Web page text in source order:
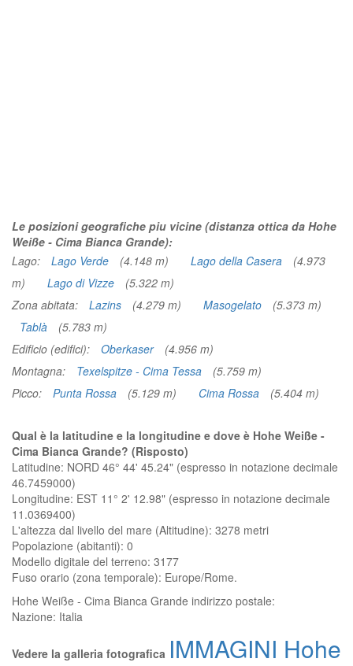
Le posizioni geografiche piu vicine (distanza ottica da Hohe
Weiße - Cima Bianca Grande):
Lago:
Lago Verde (4.148 m) Lago della Casera
(4.973
m)
Lago di Vizze
(5.322 m)
Zona abitata:
Lazins (4.279 m) Masogelato
(5.373 m)
Tablà
(5.783 m)
Edificio (edifici):
Oberkaser
(4.956 m)
Montagna:
Texelspitze - Cima Tessa
(5.759 m)
Picco:
Punta Rossa (5.129 m) Cima Rossa (5.404 m)
Qual è la latitudine e la longitudine e dove è Hohe Weiße -
Cima Bianca Grande? (Risposto)
Latitudine: NORD 46° 44' 45.24" (espresso in notazione decimale
46.7459000)
Longitudine: EST 11° 2' 12.98" (espresso in notazione decimale
11.0369400)
L'altezza dal livello del mare (Altitudine): 3278 metri
Popolazione (abitanti): 0
Modello digitale del terreno: 3177
Fuso orario (zona temporale): Europe/Rome.
Hohe Weiße - Cima Bianca Grande indirizzo postale:
Nazione: Italia
Vedere la galleria fotografica IMMAGINI Hohe